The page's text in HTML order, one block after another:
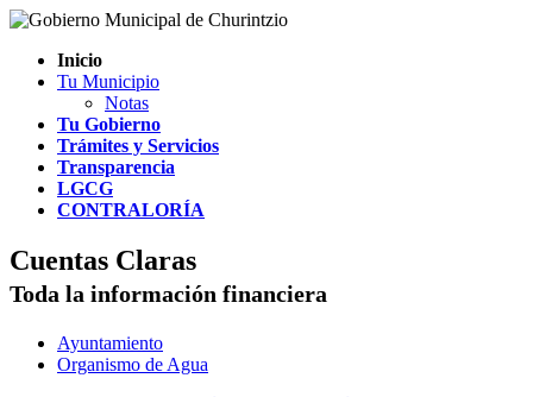
Inicio
Tu Municipio
Notas
Tu Gobierno
Trámites y Servicios
Transparencia
LGCG
CONTRALORÍA
Cuentas Claras
Toda la información financiera
Ayuntamiento
Organismo de Agua